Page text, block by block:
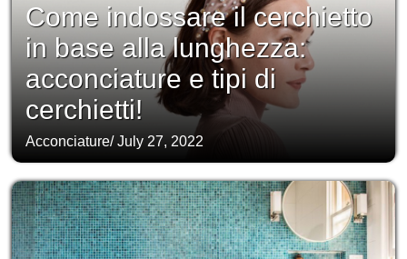
Come indossare il cerchietto
in base alla lunghezza:
acconciature e tipi di
cerchietti!
Acconciature/July 27, 2022